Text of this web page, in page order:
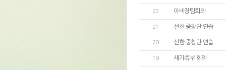
22 아비장팀회의
21 선한 중창단 연습
20 선한 중창단 연습
19 새가족부 회의